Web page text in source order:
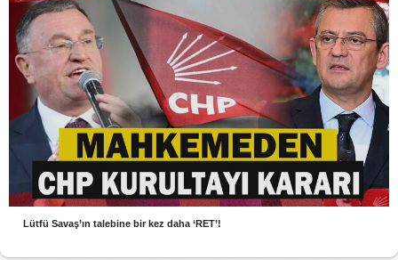
Lütfü Savaş’ın talebine bir kez daha ‘RET’!